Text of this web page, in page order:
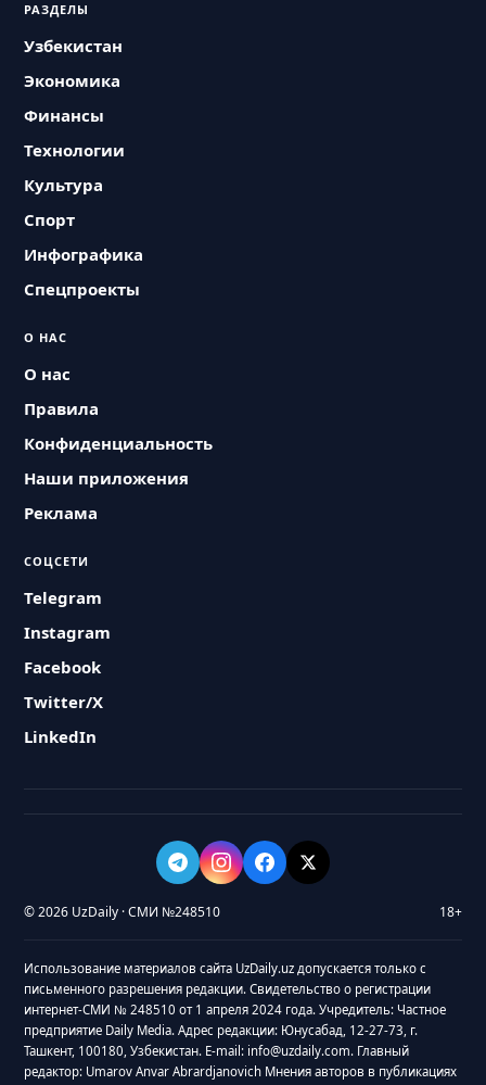
РАЗДЕЛЫ
Узбекистан
Экономика
Финансы
Технологии
Культура
Спорт
Инфографика
Спецпроекты
О НАС
О нас
Правила
Конфиденциальность
Наши приложения
Реклама
СОЦСЕТИ
Telegram
Instagram
Facebook
Twitter/X
LinkedIn
© 2026 UzDaily · СМИ №248510 18+
Использование материалов сайта UzDaily.uz допускается только с
письменного разрешения редакции. Свидетельство о регистрации
интернет-СМИ № 248510 от 1 апреля 2024 года. Учредитель: Частное
предприятие Daily Media. Адрес редакции: Юнусабад, 12-27-73, г.
Ташкент, 100180, Узбекистан. E-mail: info@uzdaily.com. Главный
редактор: Umarov Anvar Abrardjanovich Мнения авторов в публикациях